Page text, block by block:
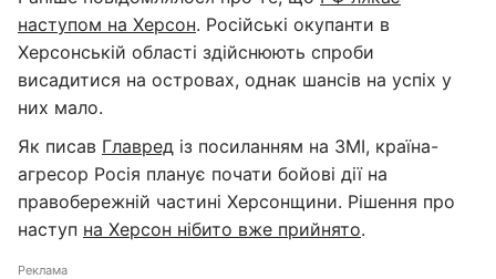
наступом на Херсон. Російські окупанти в
Херсонській області здійснюють спроби
висадитися на островах, однак шансів на успіх у
них мало.
Як писав Главред із посиланням на ЗМІ, країна-
агресор Росія планує почати бойові дії на
правобережній частині Херсонщини. Рішення про
наступ на Херсон нібито вже прийнято.
Реклама